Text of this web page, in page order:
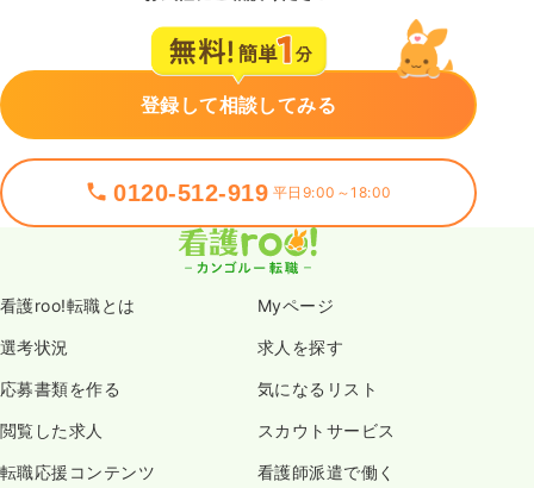
登録して相談してみる
0120-512-919 平日9:00～18:00
看護roo!転職とは Myページ
選考状況 求人を探す
応募書類を作る 気になるリスト
閲覧した求人 スカウトサービス
転職応援コンテンツ 看護師派遣で働く